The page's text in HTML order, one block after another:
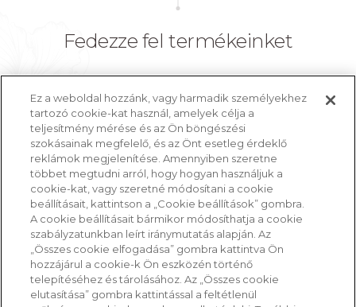
Fedezze fel termékeinket
FEDEZZE FEL TERMÉKEINKET
Footer Kapcsolat Felhasználási Feltételek
Ez a weboldal hozzánk, vagy harmadik személyekhez
tartozó cookie-kat használ, amelyek célja a
teljesítmény mérése és az Ön böngészési
szokásainak megfelelő, és az Önt esetleg érdeklő
reklámok megjelenítése. Amennyiben szeretne
többet megtudni arról, hogy hogyan használjuk a
cookie-kat, vagy szeretné módosítani a cookie
beállításait, kattintson a „Cookie beállítások” gombra.
A cookie beállításait bármikor módosíthatja a cookie
szabályzatunkban leírt iránymutatás alapján. Az
„Összes cookie elfogadása” gombra kattintva Ön
hozzájárul a cookie-k Ön eszközén történő
telepítéséhez és tárolásához. Az „Összes cookie
elutasítása” gombra kattintással a feltétlenül